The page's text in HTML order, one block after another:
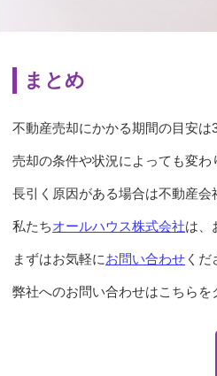
まとめ
不動産売却にかかる期間の目安は
売却の条件や状況によっても変わ
長引く原因がある場合は不動産会
私たちオールハウス株式会社は、
まずはお気軽にお問い合わせ くだ
弊社へのお問い合わせはこちらを